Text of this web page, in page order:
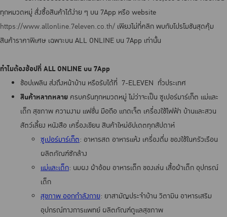
ทุกหมวดหมู่ สั่งซื้อสินค้าได้ง่าย ๆ บน 7App หรือ website
https://www.allonline.7eleven.co.th/ เพียงไม่กี่คลิก พบกับโปรโมชันสุดคุ้ม
สินค้าราคาพิเศษ เฉพาะบน ALL ONLINE บน 7App เท่านั้น
ทำไมต้องช้อปที่ ALL ONLINE บน 7App
ช้อปเพลิน ส่งถึงหน้าบ้าน หรือรับได้ที่ 7-ELEVEN ทั่วประเทศ
สินค้าหลากหลาย ครบครันทุกหมวดหมู่ ไม่ว่าจะเป็น ซูเปอร์มาร์เก็ต แม่และ
เด็ก สุขภาพ ความงาม แฟชั่น มือถือ แกดเจ็ต เครื่องใช้ไฟฟ้า บ้านและสวน
สัตว์เลี้ยง หนังสือ เครื่องเขียน สินค้าใหม่อัปเดตทุกสัปดาห์
ซูเปอร์มาร์เก็ต: อาหารสด อาหารแห้ง เครื่องดื่ม ของใช้ในครัวเรือน
ผลิตภัณฑ์ซักล้าง
แม่และเด็ก: นมผง ผ้าอ้อม อาหารเด็ก ของเล่น เสื้อผ้าเด็ก อุปกรณ์
เด็ก
สุขภาพ ออกกำลังกาย: ยาสามัญประจำบ้าน วิตามิน อาหารเสริม
อุปกรณ์ทางการแพทย์ ผลิตภัณฑ์ดูแลสุขภาพ